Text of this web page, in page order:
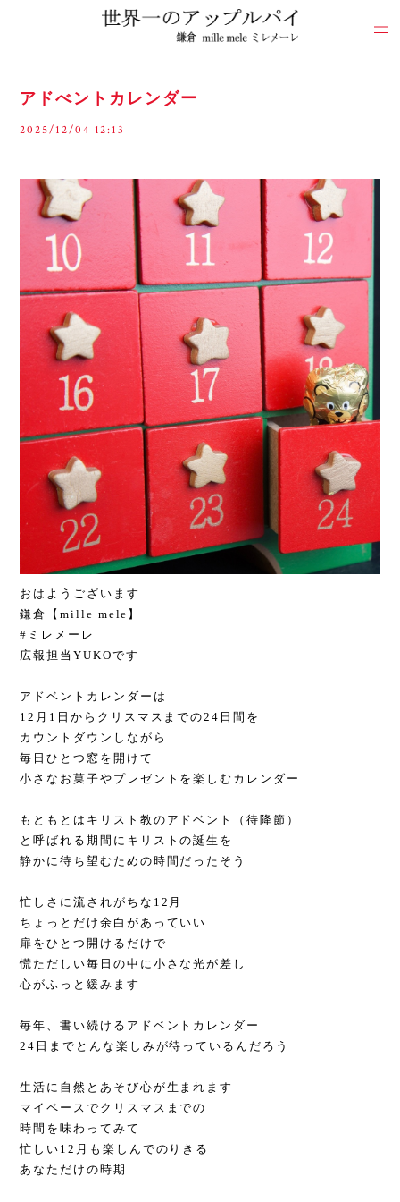
アドべントカレンダー
2025/12/04 12:13
おはようございます
鎌倉【mille mele】
#ミレメーレ
広報担当YUKOです
アドベントカレンダーは
12月1日からクリスマスまでの24日間を
カウントダウンしながら
毎日ひとつ窓を開けて
小さなお菓子やプレゼントを楽しむカレンダー
もともとはキリスト教のアドベント（待降節）
と呼ばれる期間にキリストの誕生を
静かに待ち望むための時間だったそう
忙しさに流されがちな12月
ちょっとだけ余白があっていい
扉をひとつ開けるだけで
慌ただしい毎日の中に小さな光が差し
心がふっと緩みます
毎年、書い続けるアドベントカレンダー
24日までとんな楽しみが待っているんだろう
生活に自然とあそび心が生まれます
マイペースでクリスマスまでの
時間を味わってみて
忙しい12月も楽しんでのりきる
あなただけの時期